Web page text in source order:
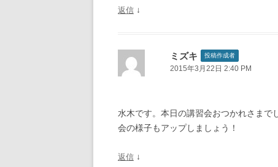
返信 ↓
ミズキ 投稿作成者
2015年3月22日 2:40 PM
水木です。本日の講習会おつかれさまで
会の様子もアップしましょう！
返信 ↓